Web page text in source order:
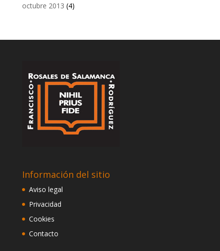
octubre 2013 (4)
Información del sitio
Aviso legal
Privacidad
Cookies
Contacto